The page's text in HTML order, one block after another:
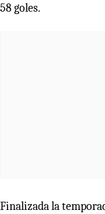
58 goles.
Finalizada la